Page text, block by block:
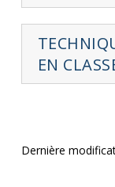
EN
Dernière